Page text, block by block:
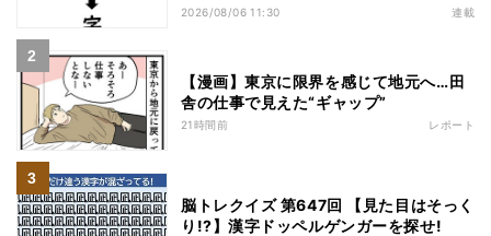
2026/08/06 11:30 連載
【漫画】東京に限界を感じて地元へ…田
舎の仕事で見えた“ギャップ”
21時間前 レポート
脳トレクイズ 第647回 【見た目はそっく
り!?】漢字ドッペルゲンガーを探せ!